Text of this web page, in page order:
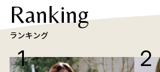
Ranking
ランキング